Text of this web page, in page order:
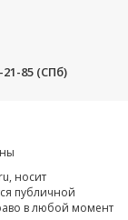
21-85 (СПб)
носит
публичной
в любой момент